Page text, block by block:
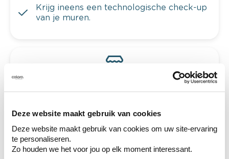
Deze website maakt gebruik van cookies
Deze website maakt gebruik van cookies om uw site-ervaring
te personaliseren.
Zo houden we het voor jou op elk moment interessant.
Krijg ineens een technologische check-up
van je muren.
Bekijk er de bijhorende tinten om je kleur
te verfijnen.
Krijg persoonlijk advies om kleuren te